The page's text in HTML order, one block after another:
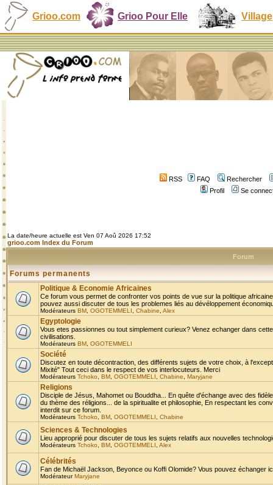
Grioo.com Grioo Pour Elle Village
RSS FAQ
Rechercher
Profil
Se
La date/heure actuelle est Ven 07 Aoû 2026 17:52
grioo.com Index du Forum
Forum
Forums permanents
Politique & Economie Africaines
Ce forum vous permet de confronter vos points de vue sur la politique
pouvez aussi discuter de tous les problemes liés au dévéloppement
Modérateurs BM OGOTEMMELI Chabine Alex
Egyptologie
Vous etes passionnes ou tout simplement curieux? Venez echanger dans
civilisations.
Modérateurs BM OGOTEMMELI
Société
Discutez en toute décontraction, des différents sujets de votre choix, à
Mixité" Tout ceci dans le respect de vos interlocuteurs. Merci
Modérateurs Tchoko BM OGOTEMMELI Chabine Maryjane
Religions
Disciple de Jésus, Mahomet ou Bouddha... En quête d'échange avec des
du thème des réligions... de la spiritualite et philosophie, En respectant les
interdit sur ce forum.
Modérateurs Tchoko BM OGOTEMMELI Chabine
Sciences & Technologies
Lieu approprié pour discuter de tous les sujets relatifs aux nouvelles
Modérateurs Tchoko BM OGOTEMMELI Alex
Célébrités
Fan de Michaël Jackson, Beyonce ou Koffi Olomide? Vous pouvez échanger
ModérateurMaryjane